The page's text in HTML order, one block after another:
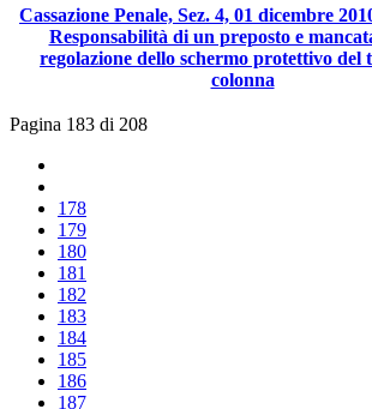
Cassazione Penale, Sez. 4, 01 dicembre
Responsabilità di un preposto e
regolazione dello schermo protettivo del
colonna
Pagina 183 di 208
178
179
180
181
182
183
184
185
186
187